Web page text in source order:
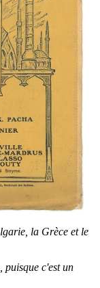
la Grèce et le
puisque c'est un